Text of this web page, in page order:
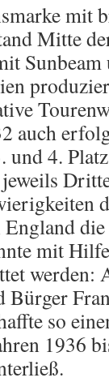
mit
Mitte
auch
und 4.
mit
werden:
so
1936